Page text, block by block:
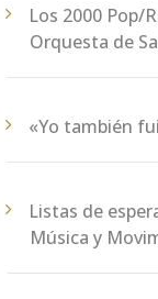
Los 2000 Pop/
Orquesta de
«Yo también
Listas de
Música y